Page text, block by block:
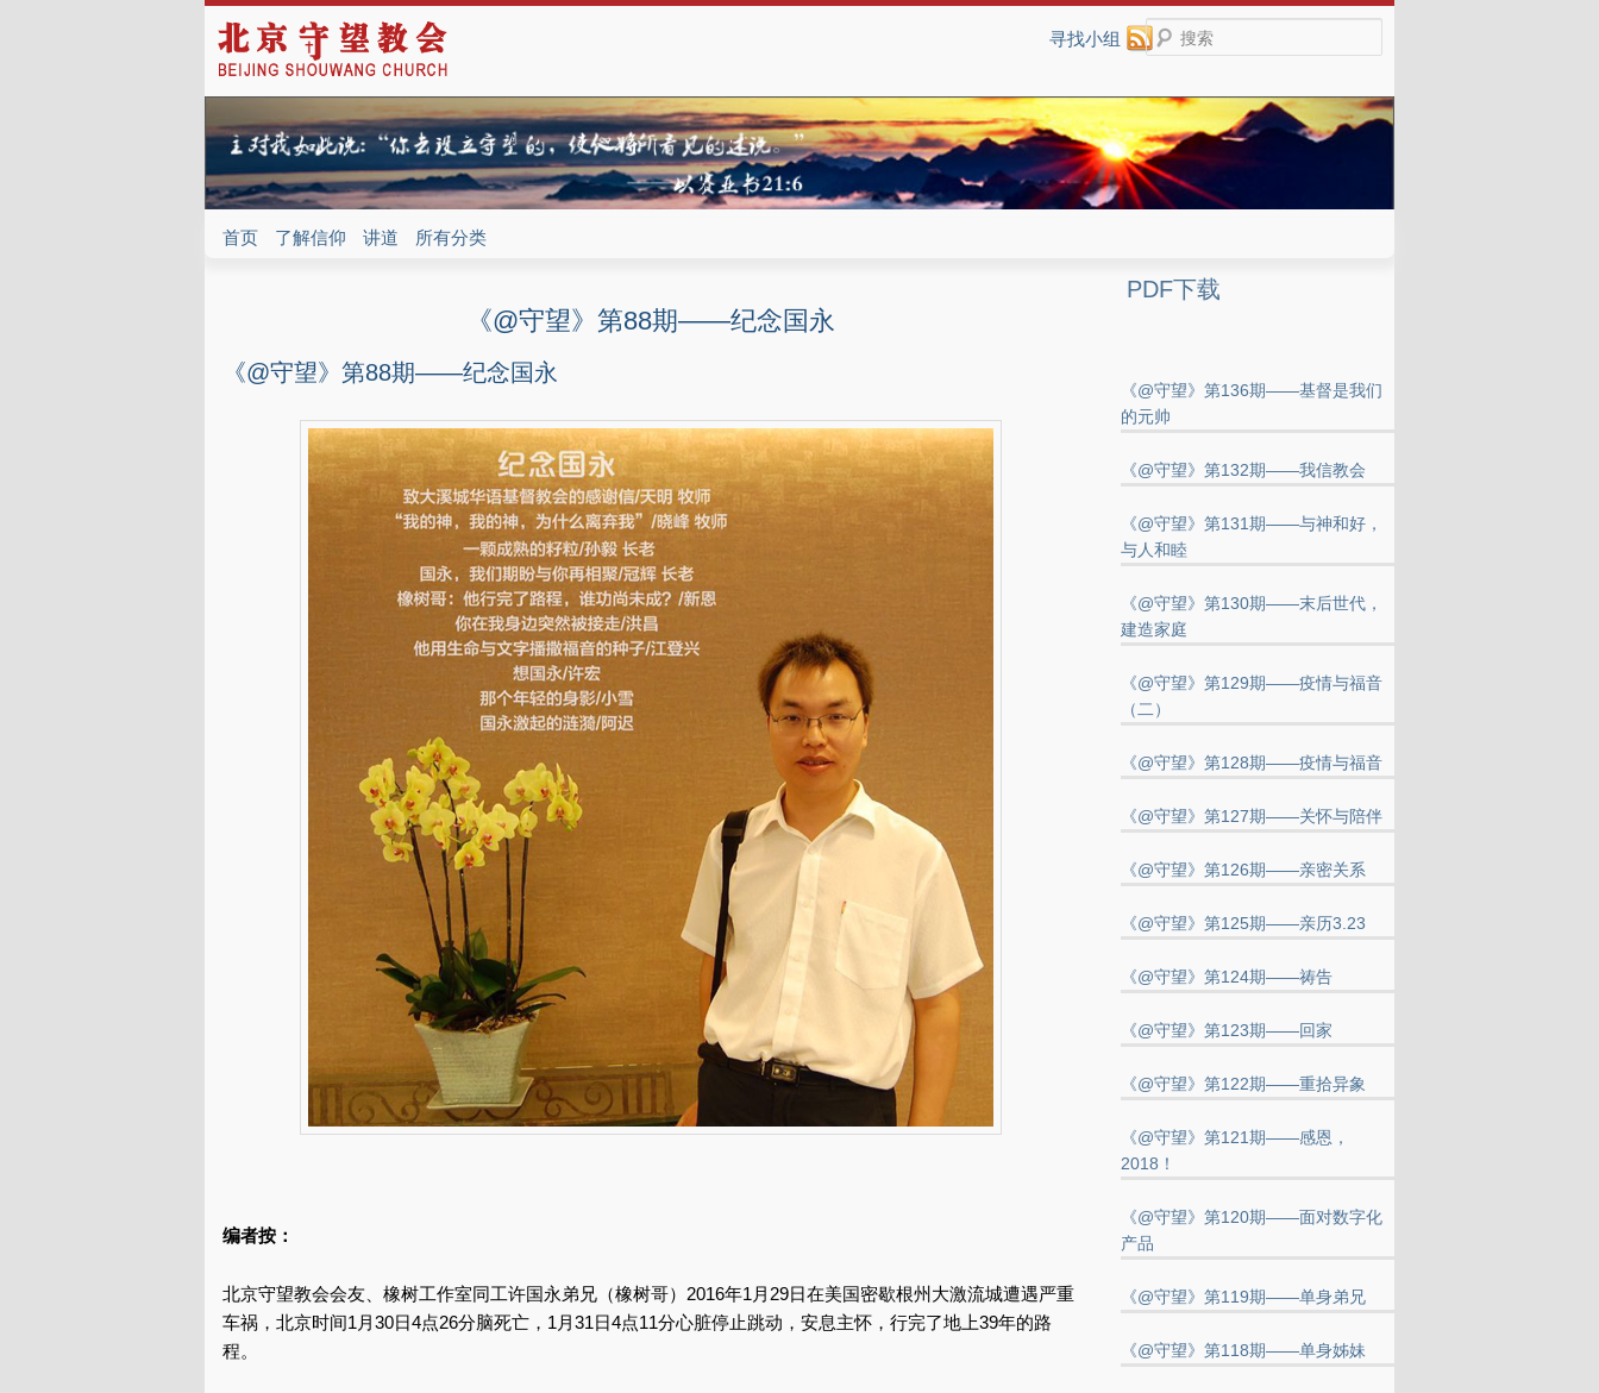
寻找小组 搜索
首页 了解信仰 讲道 所有分类
《@守望》第88期——纪念国永
《@守望》第88期——纪念国永
编者按：
北京守望教会会友、橡树工作室同工许国永弟兄（橡树哥）2016年1月29日在美国密歇根州大激流城遭遇严重
车祸，北京时间1月30日4点26分脑死亡，1月31日4点11分心脏停止跳动，安息主怀，行完了地上39年的路
程。
PDF下载
《@守望》第136期——基督是我们
的元帅
《@守望》第132期——我信教会
《@守望》第131期——与神和好，
与人和睦
《@守望》第130期——末后世代，
建造家庭
《@守望》第129期——疫情与福音
（二）
《@守望》第128期——疫情与福音
《@守望》第127期——关怀与陪伴
《@守望》第126期——亲密关系
《@守望》第125期——亲历3.23
《@守望》第124期——祷告
《@守望》第123期——回家
《@守望》第122期——重拾异象
《@守望》第121期——感恩，
2018！
《@守望》第120期——面对数字化
产品
《@守望》第119期——单身弟兄
《@守望》第118期——单身姊妹